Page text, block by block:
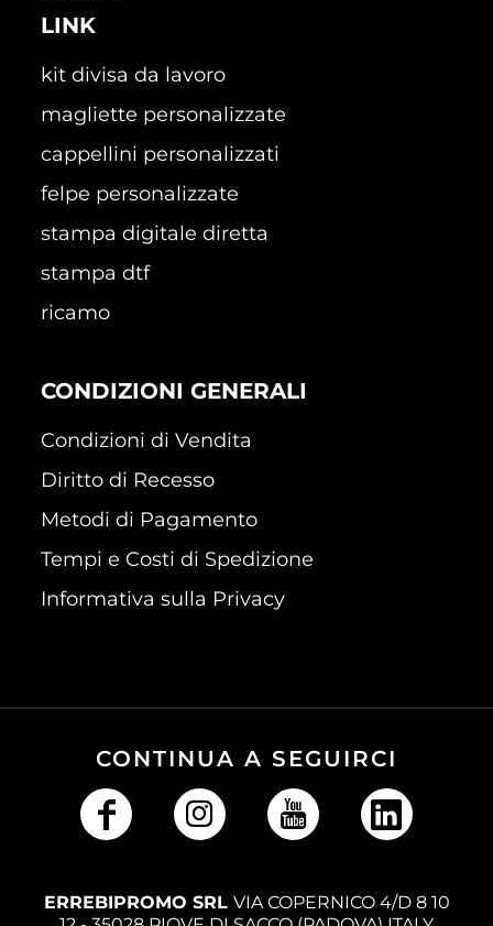
LINK
kit divisa da lavoro
magliette personalizzate
cappellini personalizzati
felpe personalizzate
stampa digitale diretta
stampa dtf
ricamo
CONDIZIONI GENERALI
Condizioni di Vendita
Diritto di Recesso
Metodi di Pagamento
Tempi e Costi di Spedizione
Informativa sulla Privacy
CONTINUA A SEGUIRCI
ERREBIPROMO SRL VIA COPERNICO 4/D 8 10